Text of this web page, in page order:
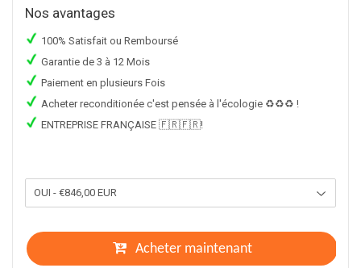
Nos avantages
100% Satisfait ou Remboursé
Garantie de 3 à 12 Mois
Paiement en plusieurs Fois
Acheter reconditionée c'est pensée à l'écologie ♻️♻️♻️ !
ENTREPRISE FRANÇAISE 🇫🇷🇫🇷!
Acheter maintenant